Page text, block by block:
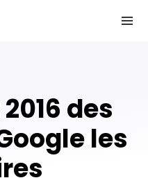
les